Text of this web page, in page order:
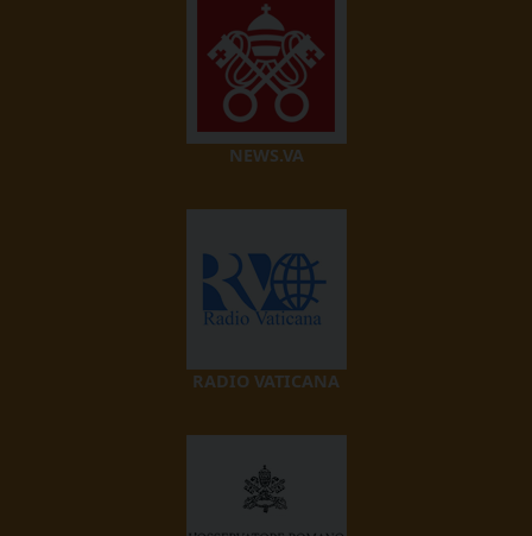
NEWS.VA
RADIO VATICANA